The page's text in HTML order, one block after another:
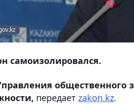
самоизолировался.
общественного
передает zakon.kz.